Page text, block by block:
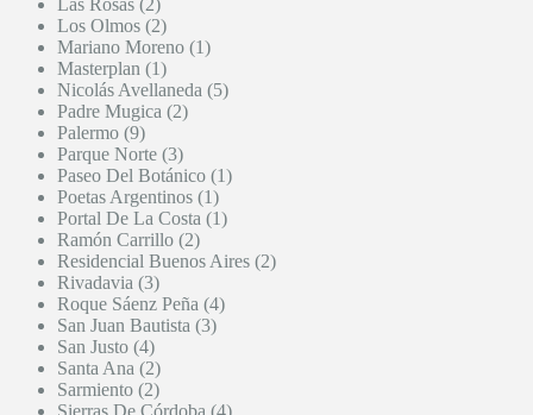
Las Rosas (2)
Los Olmos (2)
Mariano Moreno (1)
Masterplan (1)
Nicolás Avellaneda (5)
Padre Mugica (2)
Palermo (9)
Parque Norte (3)
Paseo Del Botánico (1)
Poetas Argentinos (1)
Portal De La Costa (1)
Ramón Carrillo (2)
Residencial Buenos Aires (2)
Rivadavia (3)
Roque Sáenz Peña (4)
San Juan Bautista (3)
San Justo (4)
Santa Ana (2)
Sarmiento (2)